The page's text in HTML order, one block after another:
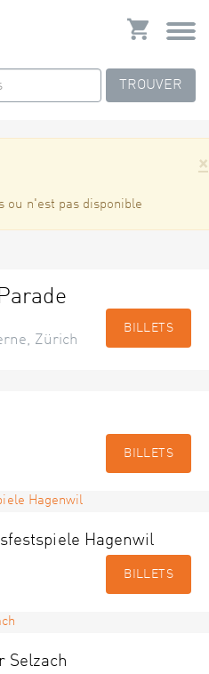
TROUVER
×
ou n'est pas disponible
Zürich
BILLETS
BILLETS
Hagenwil
BILLETS
Selzach